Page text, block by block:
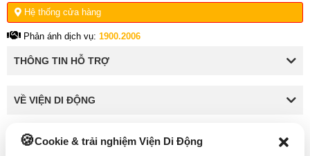
Cookie & trải nghiệm Viện Di Động
Hệ thống cửa hàng
Phản ánh dịch vụ: 1900.2006
THÔNG TIN HỖ TRỢ
VỀ VIỆN DI ĐỘNG
KẾT NỐI VỚI VIỆN DI ĐỘNG